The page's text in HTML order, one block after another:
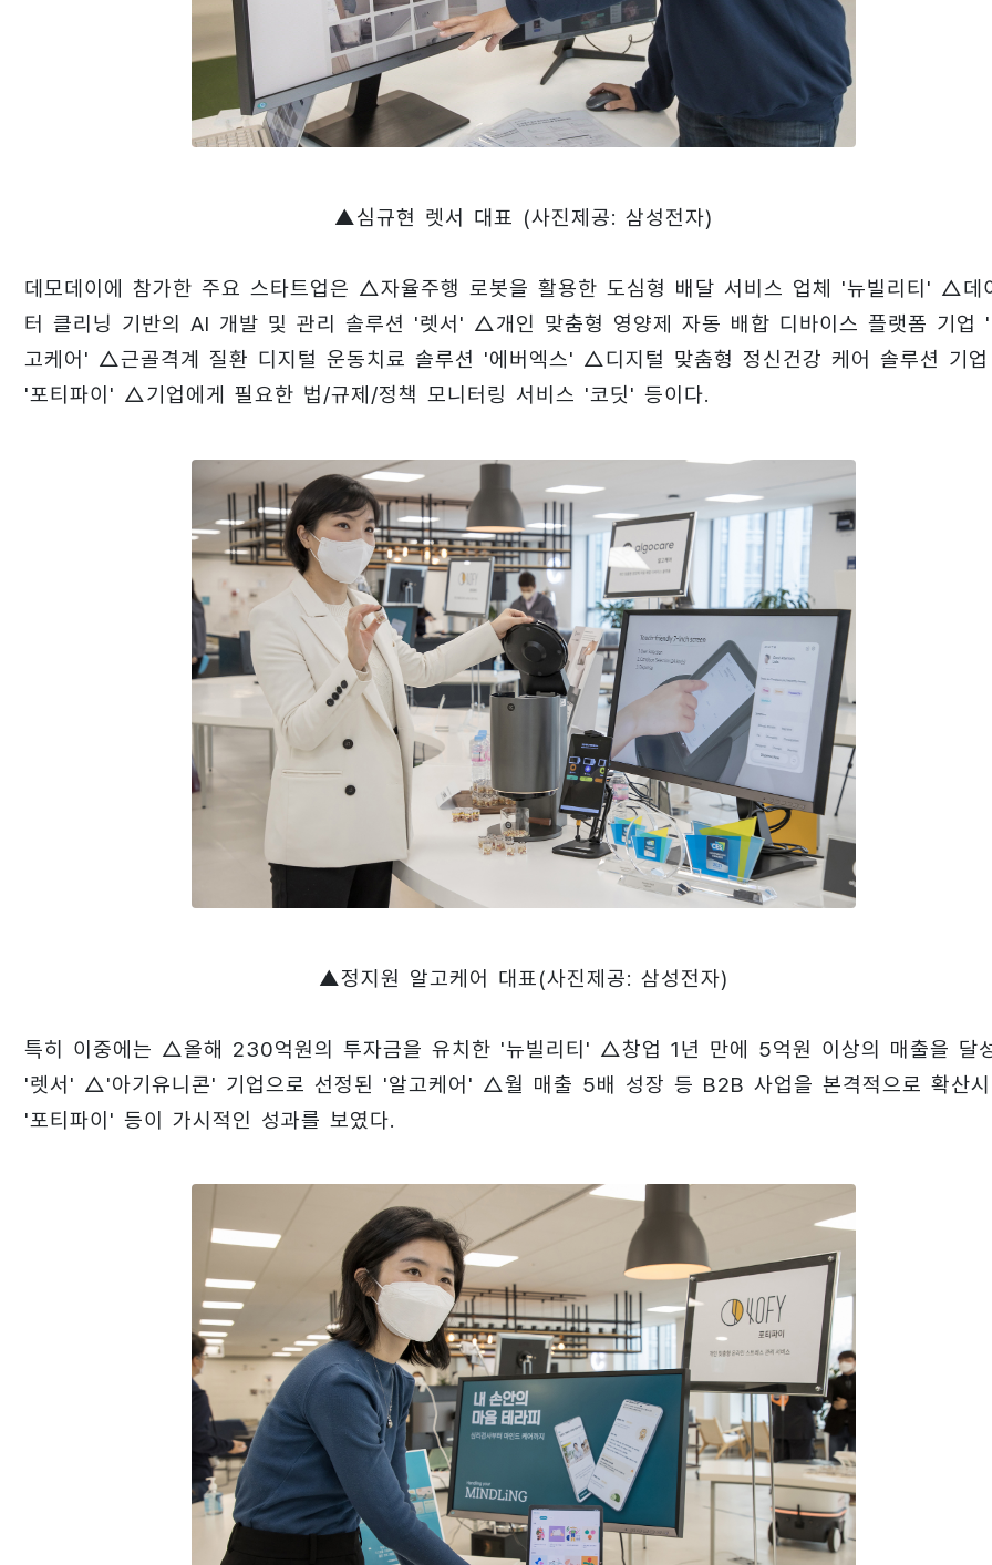
▲심규현 렛서 대표 (사진제공: 삼성전자)
데모데이에 참가한 주요 스타트업은 △자율주행 로봇을 활용한 도심형 배달 서비스 업체 '뉴빌리티' △데
터 클리닝 기반의 AI 개발 및 관리 솔루션 '렛서' △개인 맞춤형 영양제 자동 배합 디바이스 플랫폼 기업
고케어' △근골격계 질환 디지털 운동치료 솔루션 '에버엑스' △디지털 맞춤형 정신건강 케어 솔루션 기업
'포티파이' △기업에게 필요한 법/규제/정책 모니터링 서비스 '코딧' 등이다.
▲정지원 알고케어 대표(사진제공: 삼성전자)
특히 이중에는 △올해 230억원의 투자금을 유치한 '뉴빌리티' △창업 1년 만에 5억원 이상의 매출을 달
'렛서' △'아기유니콘' 기업으로 선정된 '알고케어' △월 매출 5배 성장 등 B2B 사업을 본격적으로 확산
'포티파이' 등이 가시적인 성과를 보였다.